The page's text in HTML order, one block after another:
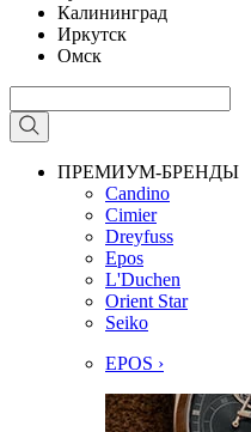
Калининград
Иркутск
Омск
ПРЕМИУМ-БРЕНДЫ
Candino
Cimier
Dreyfuss
Epos
L'Duchen
Orient Star
Seiko
EPOS ›